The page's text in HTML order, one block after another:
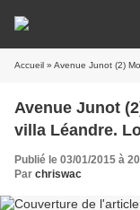
Accueil » Avenue Junot (2)
Avenue Junot
villa Léandre.
Publié le 03/01/2015 à
Par chriswac